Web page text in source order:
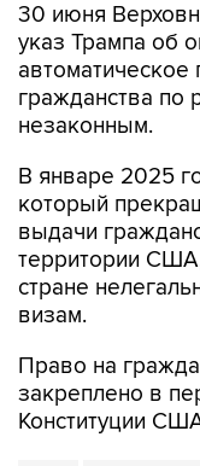
30 июня
указ Трампа об
автоматическое
гражданства по
незаконным.
В январе 2025
который
выдачи
территории
стране
визам.
Право на
закреплено в
Конституции